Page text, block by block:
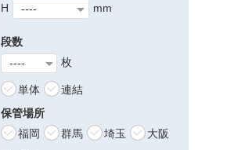
H mm
段数
枚
単体
連結
保管場所
福岡
群馬 埼玉
大阪